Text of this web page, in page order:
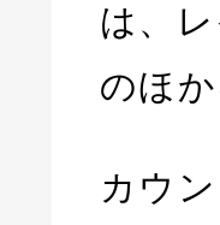
は、
のほか
カウ